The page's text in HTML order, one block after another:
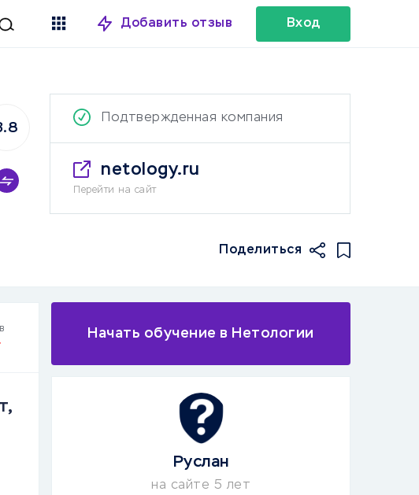
Добавить отзыв Вход
Подтвержденная компания
netology.ru
Перейти на сайт
Поделиться
Начать обучение в Нетологии
Руслан
на сайте 5 лет